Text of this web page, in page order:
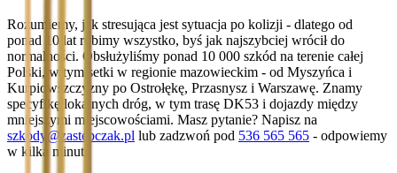
Rozumiemy, jak stresująca jest sytuacja po kolizji - dlatego od
ponad 10 lat robimy wszystko, byś jak najszybciej wrócił do
normalności. Obsłużyliśmy ponad 10 000 szkód na terenie całej
Polski, w tym setki w regionie mazowieckim - od Myszyńca i
Kurpiowszczyzny po Ostrołękę, Przasnysz i Warszawę. Znamy
specyfikę lokalnych dróg, w tym trasę DK53 i dojazdy między
mniejszymi miejscowościami. Masz pytanie? Napisz na
szkody@zastepczak.pl lub zadzwoń pod 536 565 565 - odpowiemy
w kilka minut.